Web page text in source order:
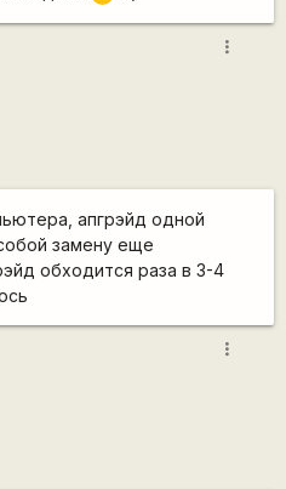
more_vert
апгрэйд одной
замену еще
обходится раза в 3-4
more_vert